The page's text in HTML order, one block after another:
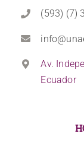
(593) (7)
Av.
Ecuador